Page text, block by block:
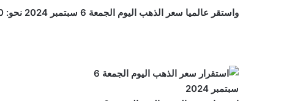
واستقر عالميا سعر الذهب اليوم الجمعة 6 سبتمبر 2024 نحو: 2520 دولارًا.